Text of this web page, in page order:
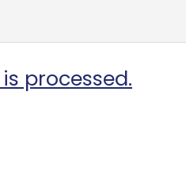
processed.